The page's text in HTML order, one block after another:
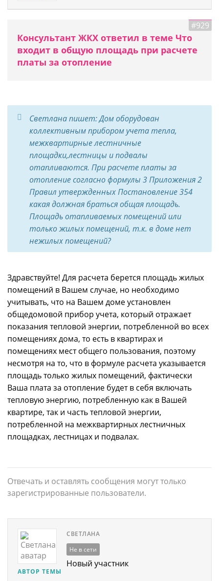
#929
Консультант ЖКХ ответил в теме Что
входит в общую площадь при расчете
платы за отопление
Светлана пишет: Дом оборудован
коллективным прибором учета тепла,
межквартирные лестничные
площадки,лестницы и подвалы
отапливаются. При расчете платы за
отопление согласно формулы 3 Приложения 2
Правил утвержденных Постановление 354
какая должная браться общая площадь.
Площадь отапливаемых помещений или
только жилых помещений, т.к. в доме нет
нежилых помещений?
Здравствуйте! Для расчета берется площадь жилых
помещений в Вашем случае, но необходимо
учитывать, что на Вашем доме установлен
общедомовой прибор учета, который отражает
показания тепловой энергии, потребленной во всех
помещениях дома, то есть в квартирах и
помещениях мест общего пользования, поэтому
несмотря на то, что в формуле расчета указывается
площадь только жилых помещений, фактически
Ваша плата за отопление будет в себя включать
тепловую энергию, потребленную как в Вашей
квартире, так и часть тепловой энергии,
потребленной на межквартирных лестничных
площадках, лестницах и подвалах.
Отвечать и оставлять сообщения могут только
зарегистрированные пользователи.
СВЕТЛАНА
АВТОР ТЕМЫ
Не в сети
Новый участник